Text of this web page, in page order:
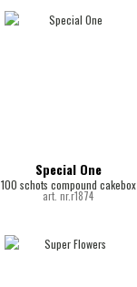
Special One
100 schots compound cakebox
art. nr.r1874